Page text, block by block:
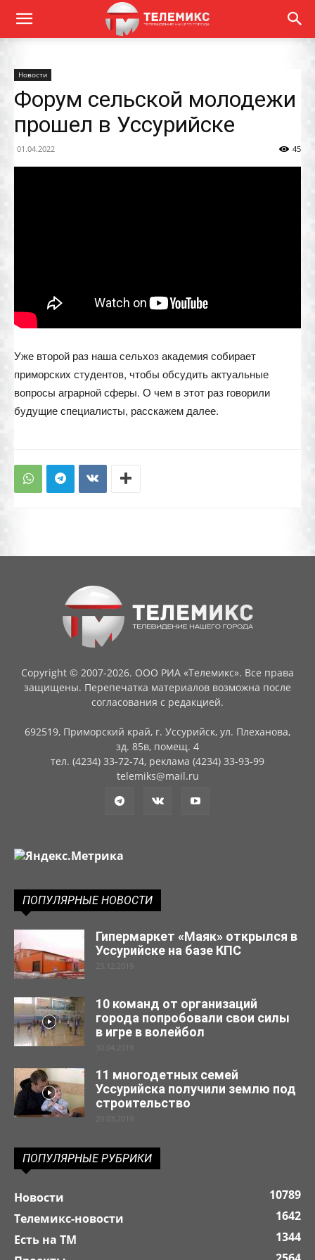
Новости
Форум сельской молодежи
прошел в Уссурийске
01.04.2022 45
Уже второй раз наша сельхоз академия собирает
приморских студентов, чтобы обсудить актуальные
вопросы аграрной сферы. О чем в этот раз говорили
будущие специалисты, расскажем далее.
Copyright © 2007-2026. ООО РИА «Телемикс». Все права
защищены. Перепечатка материалов возможна после
согласования с редакцией.
692519, Приморский край, г. Уссурийск, ул. Плеханова,
зд. 85в, помещ. 4
тел. (4234) 33-72-74, реклама (4234) 33-93-99
telemiks@mail.ru
ПОПУЛЯРНЫЕ НОВОСТИ
Гипермаркет «Маяк» открылся в
Уссурийске на базе КПС
23.12.2019
10 команд от организаций
города попробовали свои силы
в игре в волейбол
30.04.2019
11 многодетных семей
Уссурийска получили землю под
строительство
29.03.2019
ПОПУЛЯРНЫЕ РУБРИКИ
Новости
10789
Телемикс-новости
1642
Есть на ТМ
1344